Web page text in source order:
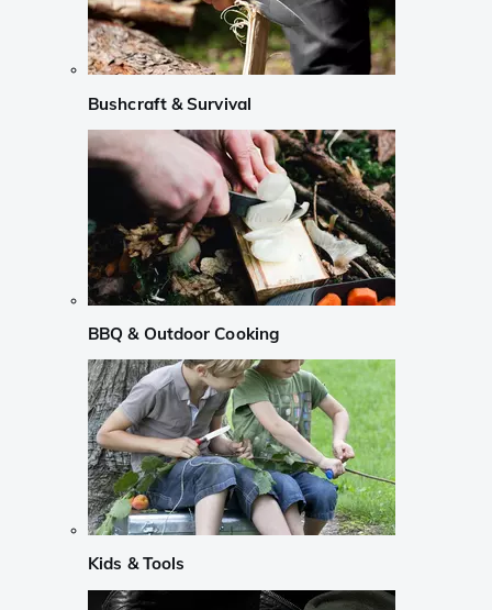
Bushcraft & Survival
BBQ & Outdoor Cooking
Kids & Tools